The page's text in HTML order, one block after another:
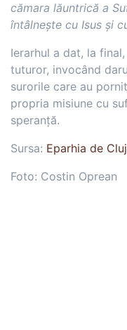
cămara lăuntrică a
întâlnește cu Isus și
Ierarhul a dat, la
tuturor, invocând
surorile care au
propria misiune cu
speranță.
Sursa: Eparhia de
Foto: Costin Oprean